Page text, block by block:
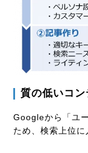
質の低いコン
Googleから「ユ
ため、検索上位に